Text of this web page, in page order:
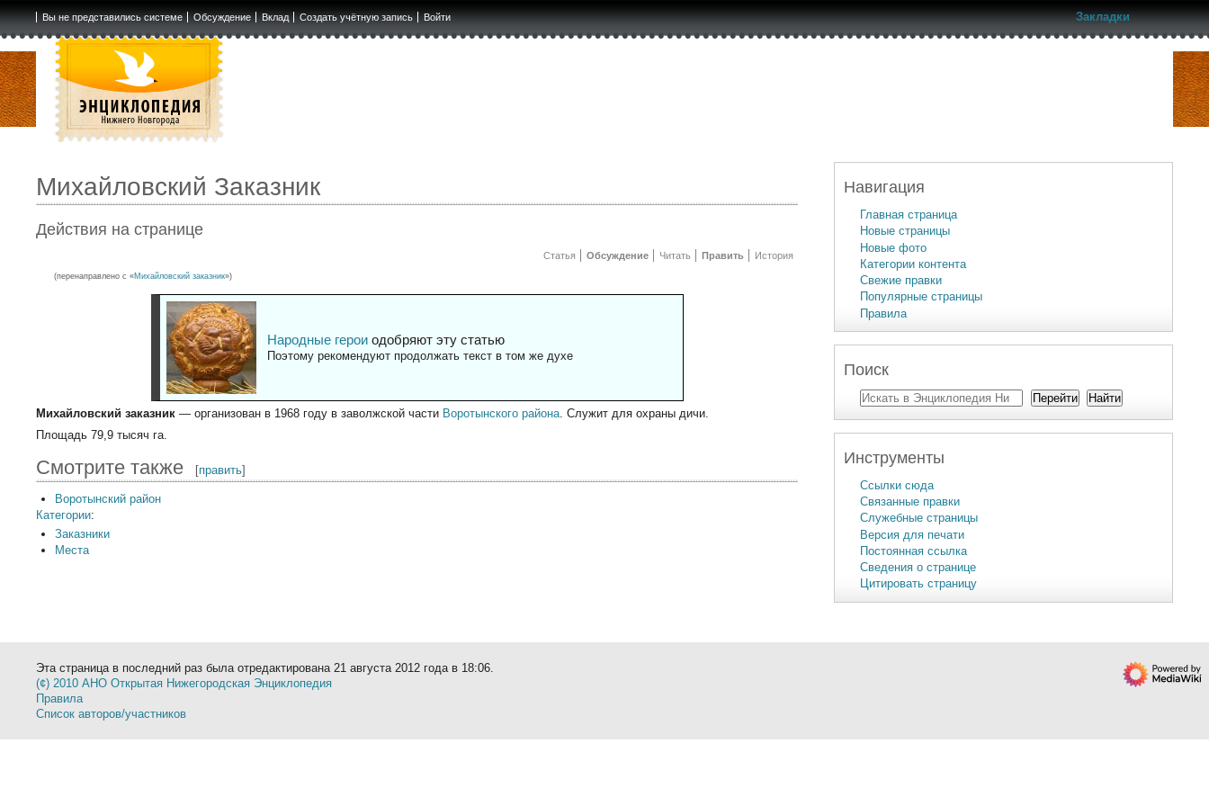
Вы не представились системе Обсуждение Вклад Создать учётную запись Войти Закладки
Михайловский Заказник
Действия на странице
Статья Обсуждение Читать Править История
(перенаправлено с «Михайловский заказник»)
Народные героиодобряют эту статью
Поэтому рекомендуют продолжать текст в том же духе
Михайловский заказник — организован в 1968 году в заволжской части Воротынского района. Служит для охраны дичи.
Площадь 79,9 тысяч га.
Смотрите также [править]
Воротынский район
Категории:
Заказники
Места
Навигация
Главная страница
Новые страницы
Новые фото
Категории контента
Свежие правки
Популярные страницы
Правила
Поиск
Инструменты
Ссылки сюда
Связанные правки
Служебные страницы
Версия для печати
Постоянная ссылка
Сведения о странице
Цитировать страницу
Эта страница в последний раз была отредактирована 21 августа 2012 года в 18:06.
(¢) 2010 АНО Открытая Нижегородская Энциклопедия
Правила
Список авторов/участников